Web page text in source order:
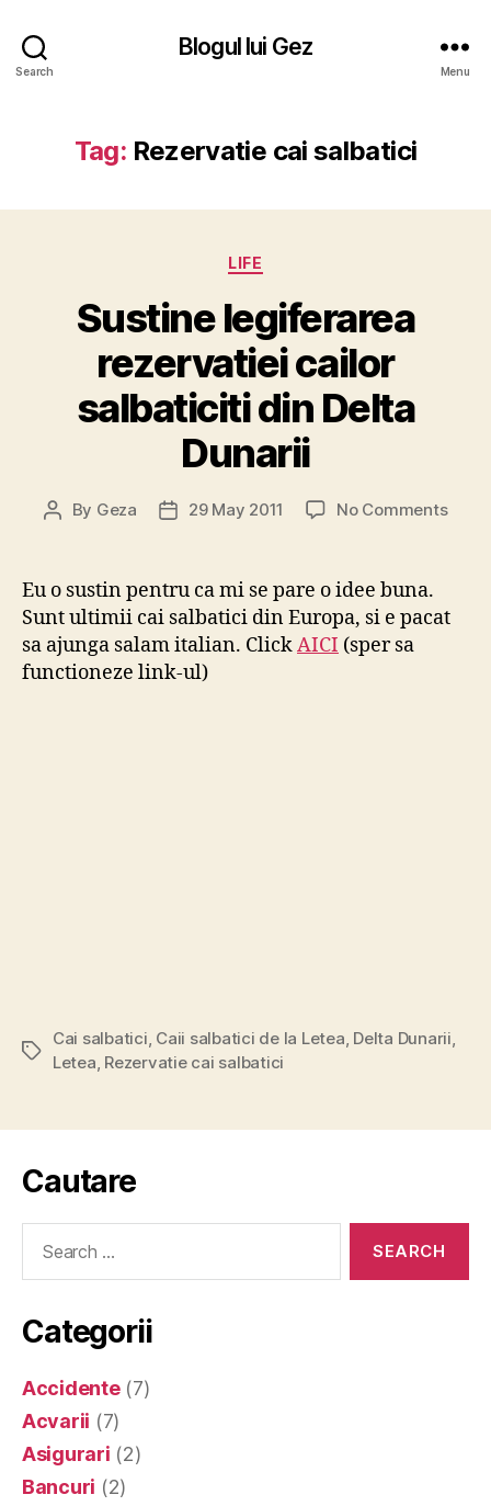
Search
Blogul lui Gez
Menu
Tag: Rezervatie cai salbatici
Categories
LIFE
Sustine legiferarea
rezervatiei cailor
salbaticiti din Delta
Dunarii
Post
By Geza
Post29 May 2011 No Commentson
Eu o sustin pentru ca mi se pare o idee buna.
Sunt ultimii cai salbatici din Europa, si e pacat
sa ajunga salam italian. ClickAICI (sper sa
functioneze link-ul)
Tags
Cai salbatici Caii salbatici de la Letea Delta Dunarii
Letea Rezervatie cai salbatici
Cautare
Categorii
Accidente(7)
Acvarii (7)
Asigurari (2)
Bancuri (2)